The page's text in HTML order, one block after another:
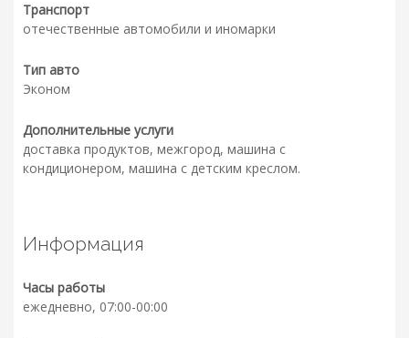
Транспорт
отечественные автомобили и иномарки
Тип авто
Эконом
Дополнительные услуги
доставка продуктов, межгород, машина с
кондиционером, машина с детским креслом.
Информация
Часы работы
ежедневно, 07:00-00:00